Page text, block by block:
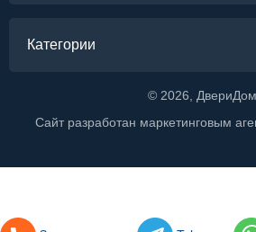
Категории
© 2026 , ДвериДом
Сайт разработан маркетинговым